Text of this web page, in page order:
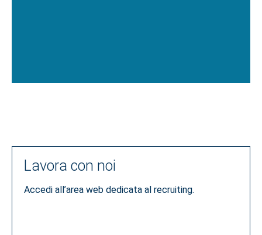
Lavora con noi
Accedi all’area web dedicata al recruiting.